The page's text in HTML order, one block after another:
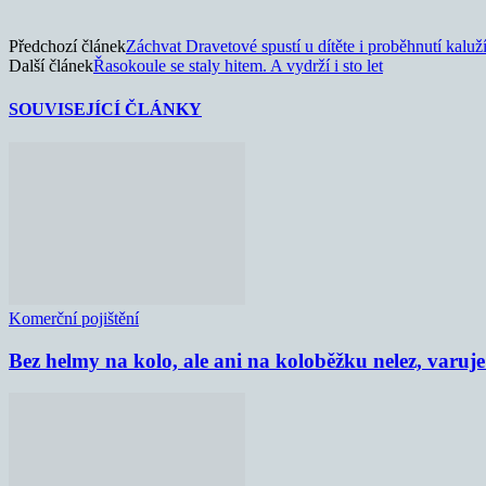
Předchozí článekZáchvat Dravetové spustí u dítěte i proběhnutí kaluží
Další článekŘasokoule se staly hitem. A vydrží i sto let
SOUVISEJÍCÍ ČLÁNKY
Komerční pojištění
Bez helmy na kolo, ale ani na koloběžku nelez,